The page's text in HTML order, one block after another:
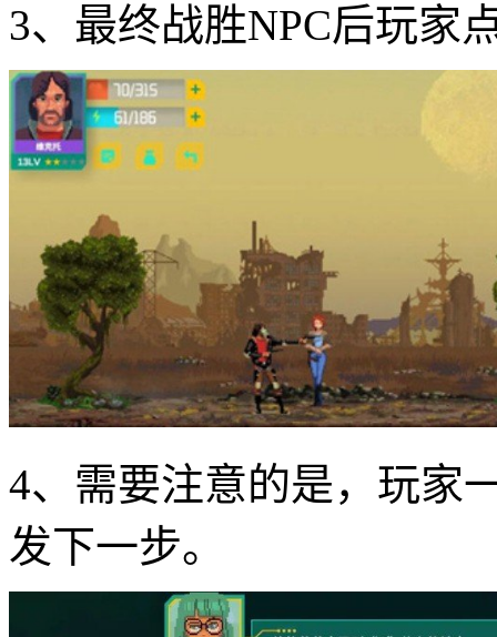
3、最终战胜NPC后玩家
4、需要注意的是，玩家
发下一步。